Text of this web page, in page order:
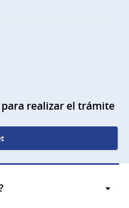
realizar el trámite